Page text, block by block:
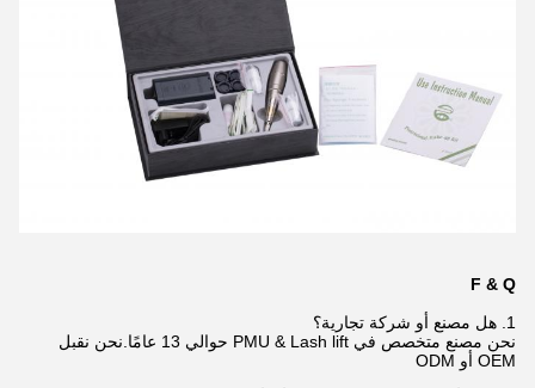
F & Q
1. هل مصنع أو شركة تجارية؟
نحن مصنع متخصص في PMU & Lash lift حوالي 13 عامًا.نحن نقبل
OEM أو ODM